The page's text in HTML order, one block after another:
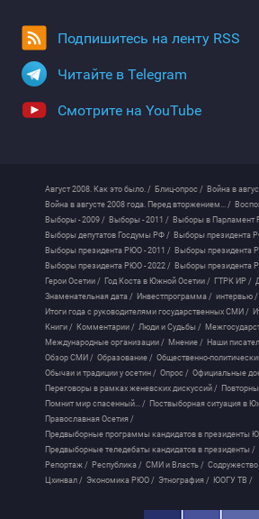
Подпишитесь на ленту RSS
Читайте в Telegram
Смотрите на YouTube
Август 2008. Как это было. / Блиц-опрос / Война в
Война в августе 2008 года. Перед вторжением... /
Выборы - 2009 / Выборы - 2011 / Выборы в Парламент
Выборы депутатов Госдумы РФ / Выборы президента
Выборы президента РЮО - 2011 / Выборы президента
Выборы президента РЮО - 2022 / Выборы президента
Герои Осетии / Год Коста в Южной Осетии / ГТРК ИР /
Знаменательная дата / Инвестпрограмма / интервью /
Итоги года с руководителями государственных СМИ /
Книги / Комментарии / Люди и Судьбы /
Международные организации / Мнение / Наши
Обзор СМИ / Образование / Общественно-
Обычаи и традиции у осетин / Опрос / Официальные
Переговоры в рамках женевских дискуссий /
Помнит мир спасенный... / Поствыборная ситуация в
Православная Осетия /
Предвыборные программы кандидатов в президенты
Предвыборные теледебаты кандидатов в президенты /
Репортаж / Республика / СМИ и Власть /
Цхинвал / Экономика РЮО / Этнография / ЮОГУ ТВ /